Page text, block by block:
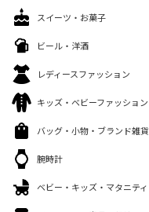
スイーツ・お菓子
ビール・洋酒
レディースファッション
キッズ・ベビーファッション
バッグ・小物・ブランド雑貨
腕時計
ベビー・キッズ・マタニティ